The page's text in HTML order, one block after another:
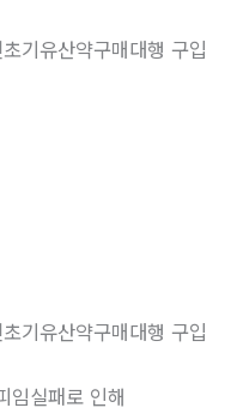
기유산약구매대행 구입
기유산약구매대행 구입
임실패로 인해